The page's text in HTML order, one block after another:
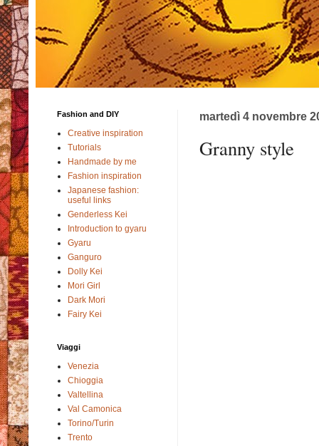
martedì 4 novembre
Granny style
Fashion and DIY
Creative inspiration
Tutorials
Handmade by me
Fashion inspiration
Japanese fashion:
useful links
Genderless Kei
Introduction to gyaru
Gyaru
Ganguro
Dolly Kei
Mori Girl
Dark Mori
Fairy Kei
Viaggi
Venezia
Chioggia
Valtellina
Val Camonica
Torino/Turin
Trento